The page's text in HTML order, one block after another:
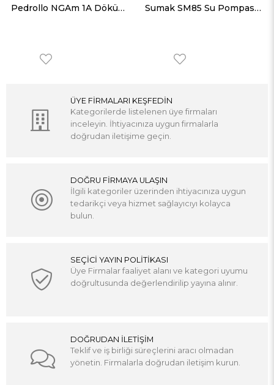
Pedrollo NGAm 1A Döküm Gövdeli Foseptik Santrifüj Pompa Monofaze (220V) 1 Hp 20 mss 21 m³/h Sumak SM85 Su Pompası Santrifüj Pompa Monofaze (220V) 0.85HP
ÜYE FİRMALARI KEŞFEDİN
Kategorilerde listelenen üye firmaları
inceleyin. İhtiyacınıza uygun firmalarla
doğrudan iletişime geçin.
DOĞRU FİRMAYA ULAŞIN
İlgili kategoriler üzerinden ihtiyacınıza uygun
tedarikçi veya hizmet sağlayıcıyı kolayca
bulun.
SEÇİCİ YAYIN POLİTİKASI
Üye Firmalar faaliyet alanı ve kategori uyumu
doğrultusunda değerlendirilip yayına alınır.
DOĞRUDAN İLETİŞİM
Teklif ve iş birliği süreçlerini aracı olmadan
yönetin. Firmalarla doğrudan iletişim kurun.